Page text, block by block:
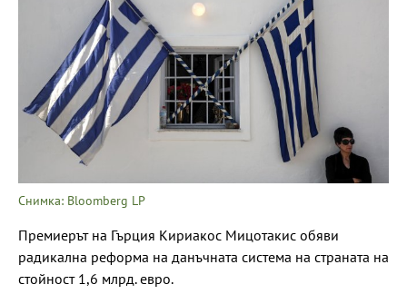
Снимка: Bloomberg LP
Премиерът на Гърция Кириакос Мицотакис обяви
радикална реформа на данъчната система на страната на
стойност 1,6 млрд. евро.